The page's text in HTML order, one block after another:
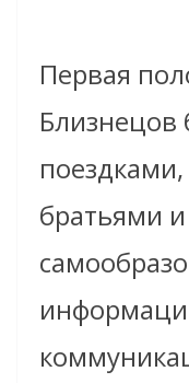
Первая
Близнецов
братьями